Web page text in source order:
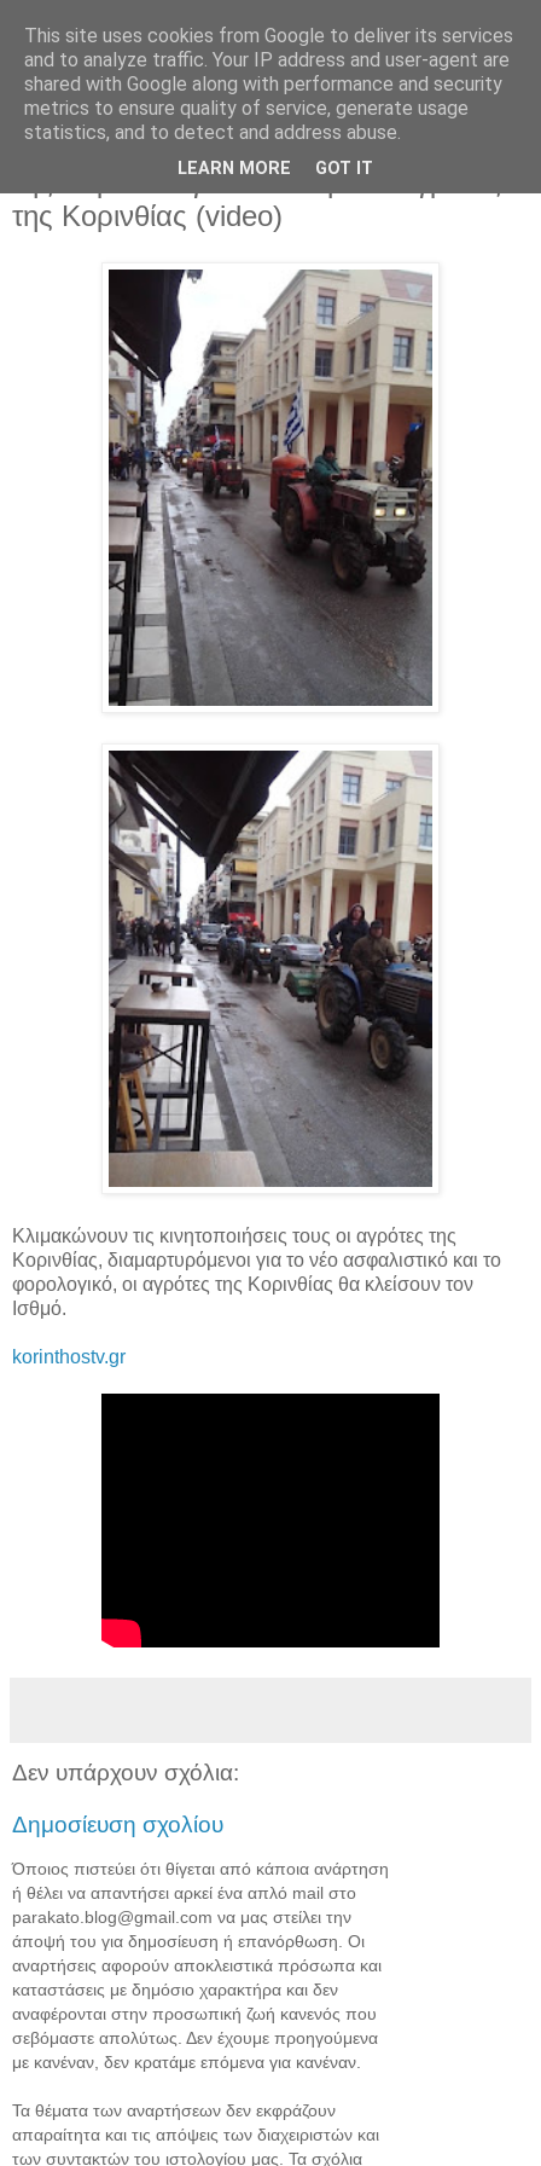
Parakato.gr
ΤΩΡΑ: Πορεία με τα τρακτέρ στο κέντρο
της Κορίνθου για τον Ισθμό οι αγρότες
της Κορινθίας (video)
Κλιμακώνουν τις κινητοποιήσεις τους οι αγρότες της
Κορινθίας, διαμαρτυρόμενοι για το νέο ασφαλιστικό και το
φορολογικό, οι αγρότες της Κορινθίας θα κλείσουν τον
Ισθμό.
korinthostv.gr
Δεν υπάρχουν σχόλια:
Δημοσίευση σχολίου
Όποιος πιστεύει ότι θίγεται από κάποια ανάρτηση
ή θέλει να απαντήσει αρκεί ένα απλό mail στο
parakato.blog@gmail.com να μας στείλει την
άποψή του για δημοσίευση ή επανόρθωση. Οι
αναρτήσεις αφορούν αποκλειστικά πρόσωπα και
καταστάσεις με δημόσιο χαρακτήρα και δεν
αναφέρονται στην προσωπική ζωή κανενός που
σεβόμαστε απολύτως. Δεν έχουμε προηγούμενα
με κανέναν, δεν κρατάμε επόμενα για κανέναν.
Τα θέματα των αναρτήσεων δεν εκφράζουν
απαραίτητα και τις απόψεις των διαχειριστών και
των συντακτών του ιστολογίου μας. Τα σχόλια
This site uses cookies from Google to deliver its services
and to analyze traffic. Your IP address and user-agent are
shared with Google along with performance and security
metrics to ensure quality of service, generate usage
statistics, and to detect and address abuse.
LEARN MORE GOT IT